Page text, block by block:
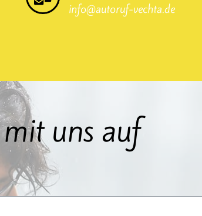
info@autoruf-vechta.de
uns auf